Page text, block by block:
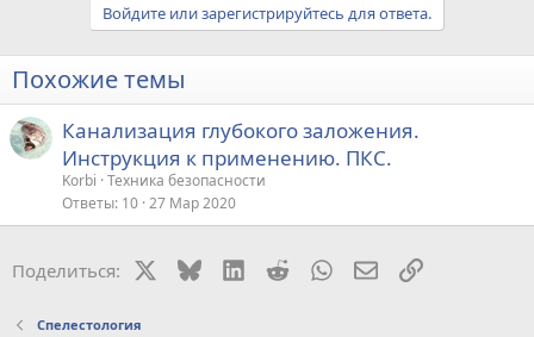
Войдите или зарегистрируйтесь для ответа.
Похожие темы
Канализация глубокого заложения.
Инструкция к применению. ПКС.
Korbi Техника безопасности
Ответы 10 27 Мар 2020
Поделиться: BlueskyLinkedIn
RedditWhatsAppЭлектронная
Ссылка
Спелестология